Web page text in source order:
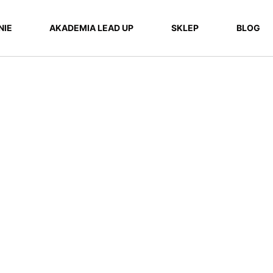
AKADEMIA LEAD UP SKLEP BLOG